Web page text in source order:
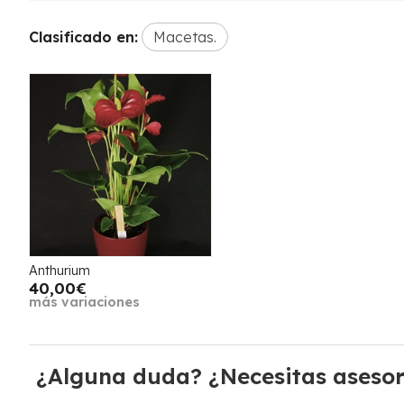
Clasificado en: Macetas.
Anthurium
40,00€
más variaciones
¿Alguna duda? ¿Necesitas